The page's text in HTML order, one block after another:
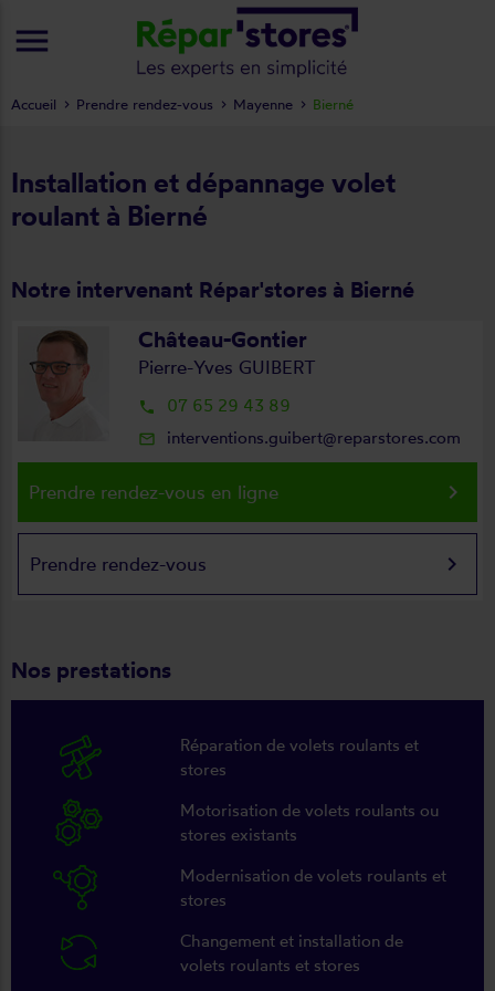
Installation et dépannage volet
roulant à Bierné
Notre intervenant Répar'stores à Bierné
Château-Gontier
Pierre-Yves GUIBERT
local_phone 07 65 29 43 89
mail_outline interventions.guibert@reparstores.com
Prendre rendez-vous en ligne keyboard_arrow_right
Prendre rendez-vous keyboard_arrow_right
Nos prestations
Réparation de volets roulants et
stores
Motorisation de volets roulants ou
stores existants
Modernisation de volets roulants et
stores
Changement et installation de
volets roulants et stores
Accueil Prendre rendez-vous Mayenne Bierné
menu